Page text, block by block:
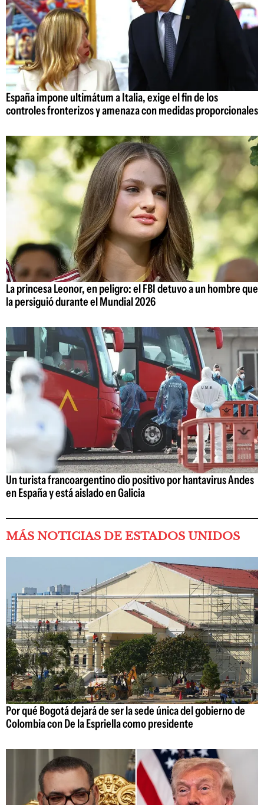
España impone ultimátum a Italia, exige el fin de los
controles fronterizos y amenaza con medidas proporcionales
La princesa Leonor, en peligro: el FBI detuvo a un hombre que
la persiguió durante el Mundial 2026
Un turista francoargentino dio positivo por hantavirus Andes
en España y está aislado en Galicia
MÁS NOTICIAS DE ESTADOS UNIDOS
Por qué Bogotá dejará de ser la sede única del gobierno de
Colombia con De la Espriella como presidente